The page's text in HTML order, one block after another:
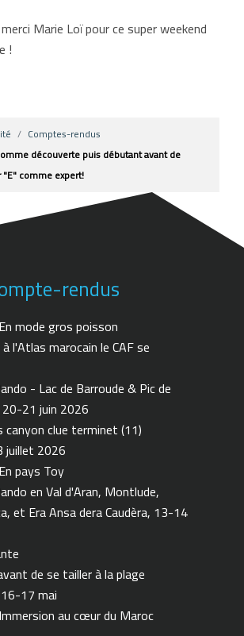
Marie Loï pour ce super weekend
!
Comptes-rendus
découverte puis débutant avant de
comme expert!
rendus
mode gros poisson
l'Atlas marocain le CAF se
- Lac de Barroude & Pic de
21 juin 2026
canyon clue terminet (11)
juillet 2026
pays Toy
en Val d'Aran, Montlude,
et Era Ansa dera Caudèra, 13-14
de se tailler à la plage
17 mai
au cœur du Maroc